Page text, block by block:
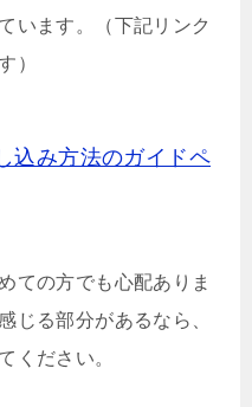
います。（下記リンク
）
込み方法のガイドペ
ての方でも心配ありま
じる部分があるなら、
ください。